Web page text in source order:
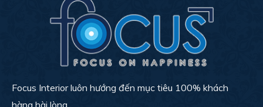
Focus Interior luôn hướng đến mục tiêu 100% khách